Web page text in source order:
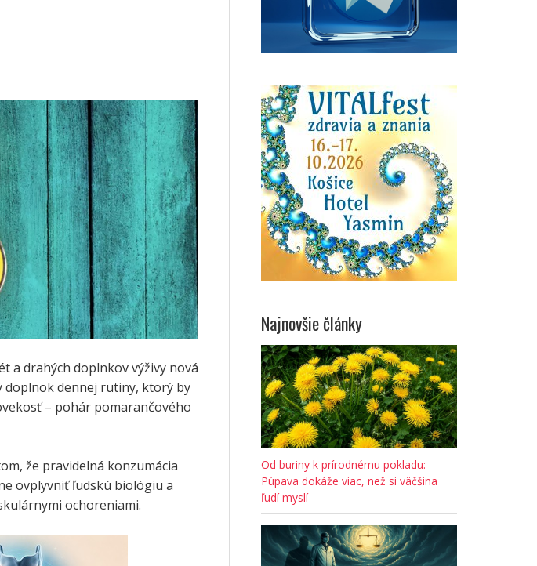
a drahých doplnkov výživy nová
doplnok dennej rutiny, ktorý by
– pohár pomarančového
že pravidelná konzumácia
ovplyvniť ľudskú biológiu a
ochoreniami.
Najnovšie články
Od buriny k prírodnému pokladu:
Púpava dokáže viac, než si väčšina
ľudí myslí